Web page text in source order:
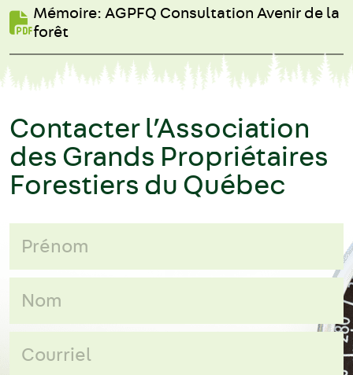
Mémoire: AGPFQ Consultation Avenir de la
forêt
Contacter l’Association
des Grands Propriétaires
Forestiers du Québec